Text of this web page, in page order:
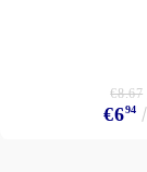
€694
€8.67